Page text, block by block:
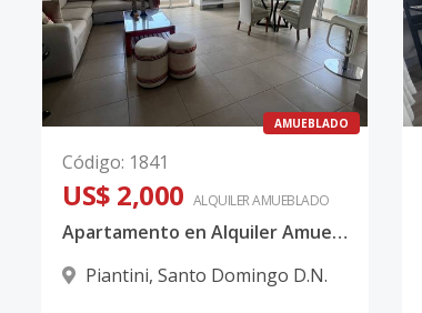
AMUEBLADO
Código: 1841
US$ 2,000 ALQUILERAMUEBLADO
Apartamento en Alquiler Amueblado en Piantini
Piantini, Santo Domingo D.N.